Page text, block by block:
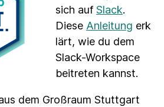
sich auf Slack.
Diese Anleitung erk
lärt, wie du dem
Slack-Workspace
beitreten kannst.
dem Großraum Stuttgart